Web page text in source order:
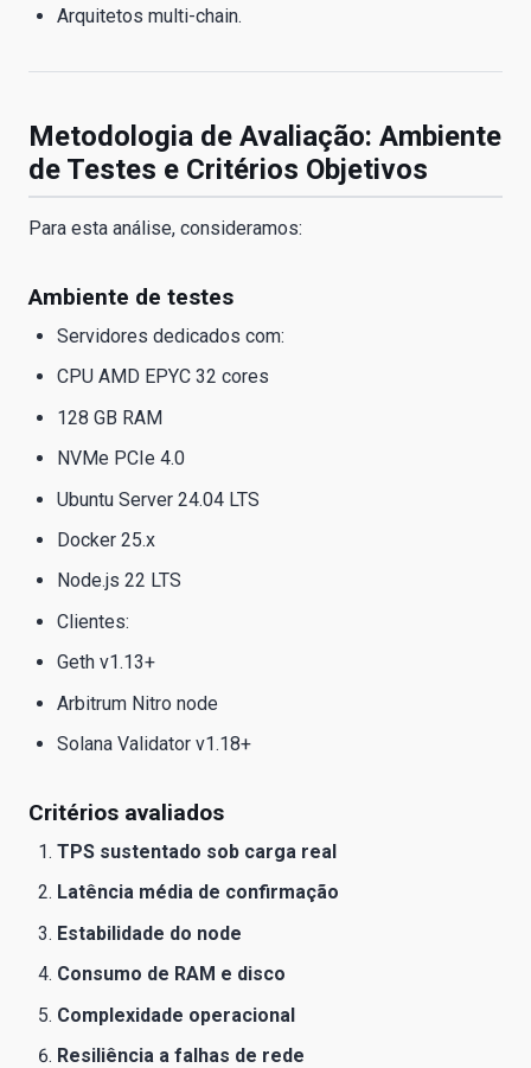
Arquitetos multi-chain.
Metodologia de Avaliação: Ambiente
de Testes e Critérios Objetivos
Para esta análise, consideramos:
Ambiente de testes
Servidores dedicados com:
CPU AMD EPYC 32 cores
128 GB RAM
NVMe PCIe 4.0
Ubuntu Server 24.04 LTS
Docker 25.x
Node.js 22 LTS
Clientes:
Geth v1.13+
Arbitrum Nitro node
Solana Validator v1.18+
Critérios avaliados
TPS sustentado sob carga real
Latência média de confirmação
Estabilidade do node
Consumo de RAM e disco
Complexidade operacional
Resiliência a falhas de rede